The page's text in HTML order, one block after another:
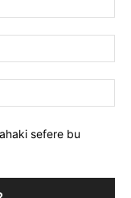
sefere bu